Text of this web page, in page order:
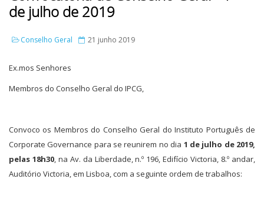
de julho de 2019
Conselho Geral 21 junho 2019
Ex.mos Senhores
Membros do Conselho Geral do IPCG,
Convoco os Membros do Conselho Geral do Instituto Português de
Corporate Governance para se reunirem no dia 1 de julho de 2019,
pelas 18h30, na Av. da Liberdade, n.º 196, Edifício Victoria, 8.º andar,
Auditório Victoria, em Lisboa, com a seguinte ordem de trabalhos: